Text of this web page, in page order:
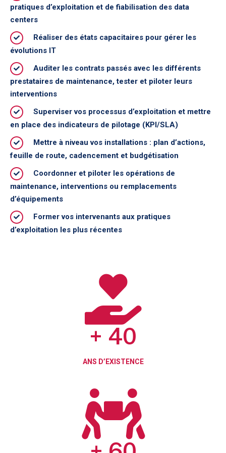
pratiques d’exploitation et de fiabilisation des data
centers
Réaliser des états capacitaires pour gérer les
évolutions IT
Auditer les contrats passés avec les différents
prestataires de maintenance, tester et piloter leurs
interventions
Superviser vos processus d’exploitation et mettre
en place des indicateurs de pilotage (KPI/SLA)
Mettre à niveau vos installations : plan d’actions,
feuille de route, cadencement et budgétisation
Coordonner et piloter les opérations de
maintenance, interventions ou remplacements
d’équipements
Former vos intervenants aux pratiques
d’exploitation les plus récentes
+ 40
ANS D’EXISTENCE